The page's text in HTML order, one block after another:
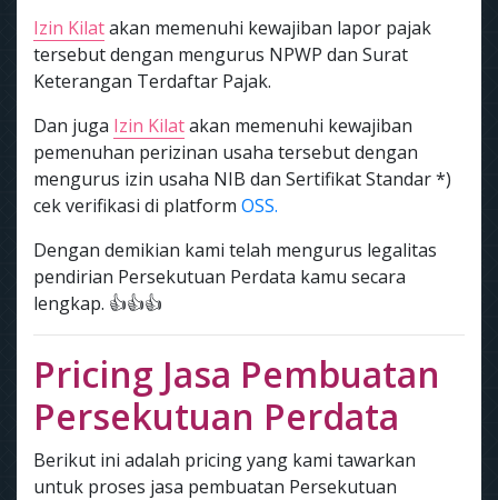
Izin Kilatakan memenuhi kewajiban lapor pajak
tersebut dengan mengurus NPWP dan Surat
Keterangan Terdaftar Pajak.
Dan juga Izin Kilatakan memenuhi kewajiban
pemenuhan perizinan usaha tersebut dengan
mengurus izin usaha NIB dan Sertifikat Standar *)
cek verifikasi di platform OSS.
Dengan demikian kami telah mengurus legalitas
pendirian Persekutuan Perdata kamu secara
lengkap. 👍👍👍
Pricing Jasa Pembuatan
Persekutuan Perdata
Berikut ini adalah pricing yang kami tawarkan
untuk proses jasa pembuatan Persekutuan